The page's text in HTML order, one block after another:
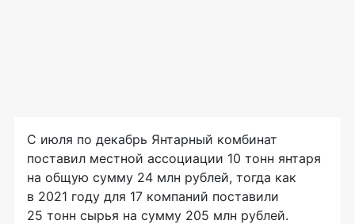
С июля по декабрь Янтарный комбинат
поставил местной ассоциации 10 тонн янтаря
на общую сумму 24 млн рублей, тогда как
в 2021 году для 17 компаний поставили
25 тонн сырья на сумму 205 млн рублей.